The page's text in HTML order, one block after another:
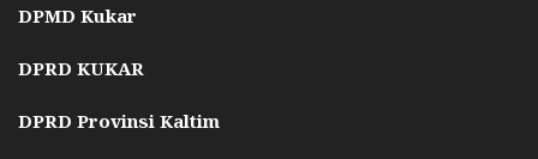
DPMD Kukar
DPRD KUKAR
DPRD Provinsi Kaltim